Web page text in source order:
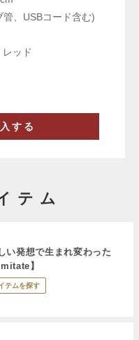
、USBコード含む)
ッド
する
テム
い発想で生まれ変わった
】
テムを探す